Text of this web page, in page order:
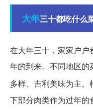
大年三十都吃什么
在大年三十，家家户
年的到来。不同地区的
多样、吉利美味为主。
下部分肉类作为过年